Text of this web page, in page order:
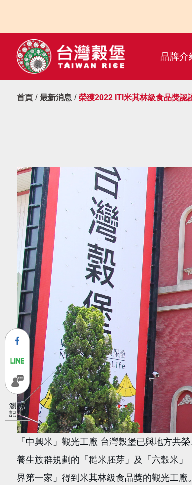
品牌介
首頁 最新消息 榮獲2022 ITI米其林級食品獎認
「中興米」觀光工廠 台灣穀堡已與地方共
養生族群規劃的「糙米胚芽」及「六穀米」
界第一家」得到米其林級食品獎的觀光工廠。
瀏覽
記錄